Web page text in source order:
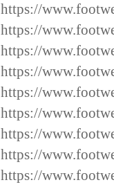
https://
https://
https://
https://
https://
https://
https://
https://
https://